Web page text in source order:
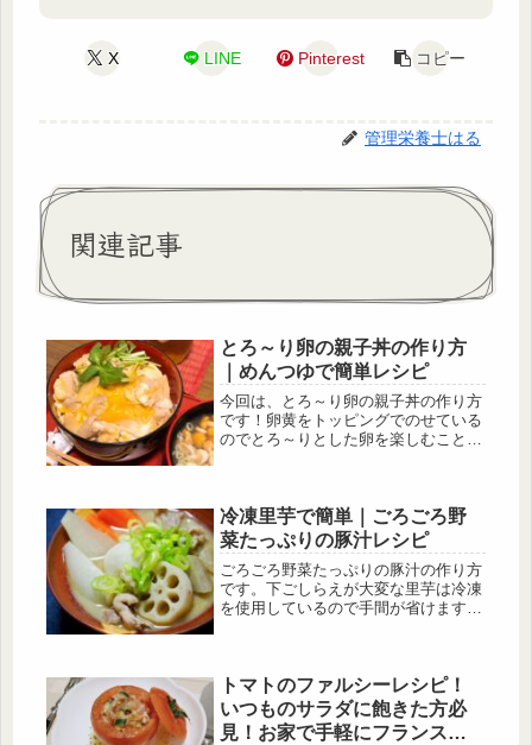
X LINE Pinterest コピー
管理栄養士はる
関連記事
とろ～り卵の親子丼の作り方
｜めんつゆで簡単レシピ
今回は、とろ～り卵の親子丼の作り方
です！卵黄をトッピングでのせている
のでとろ～りとした卵を楽しむことが
蔵庫にあることが多いと思うので、買
い物に行けないときなどに作ってみて
はいかがでしょうか。
冷凍里芋で簡単｜ごろごろ野
菜たっぷりの豚汁レシピ
ごろごろ野菜たっぷりの豚汁の作り方
です。下ごしらえが大変な里芋は冷凍
を使用しているので手間が省けます。
るといわれています。
トマトのファルシーレシピ！
いつものサラダに飽きた方必
見！お家で手軽にフランス料